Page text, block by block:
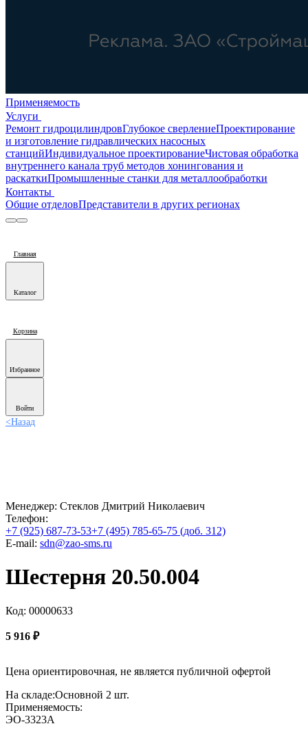
Применяемость
Услуги
Ремонт гидроцилиндровГлубокое сверлениеПроектирование
и изготовление гидравлических насосных
станцийИндивидуальное проектированиеЧистовая обработка
внутреннего канала труб методов хонингования и
раскаткиПромышленные станки для металлообработки
Контакты
Общие отделовПредставители в других регионах
Главная
Каталог
Корзина
Избранное
Войти
<Назад
Менеджер: Стеклов Дмитрий Николаевич
Телефон:
+7 (925) 687-73-53+7 (495) 785-65-75 (доб. 312)
E-mail: sdn@zao-sms.ru
Шестерня 20.50.004
Код: 00000633
5 916 ₽
Цена ориентировочная, не является публичной офертой
На складе:Основной 2 шт.
Применяемость:
ЭО-3323А